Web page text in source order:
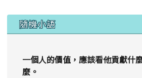
隨機小語
一個人的價值，應該看他貢獻什
麼。